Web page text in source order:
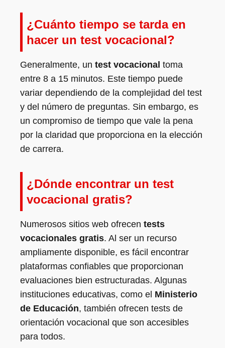
¿Cuánto tiempo se tarda en
hacer un test vocacional?
Generalmente, un test vocacional toma
entre 8 a 15 minutos. Este tiempo puede
variar dependiendo de la complejidad del test
y del número de preguntas. Sin embargo, es
un compromiso de tiempo que vale la pena
por la claridad que proporciona en la elección
de carrera.
¿Dónde encontrar un test
vocacional gratis?
Numerosos sitios web ofrecen tests
vocacionales gratis. Al ser un recurso
ampliamente disponible, es fácil encontrar
plataformas confiables que proporcionan
evaluaciones bien estructuradas. Algunas
instituciones educativas, como el Ministerio
de Educación, también ofrecen tests de
orientación vocacional que son accesibles
para todos.